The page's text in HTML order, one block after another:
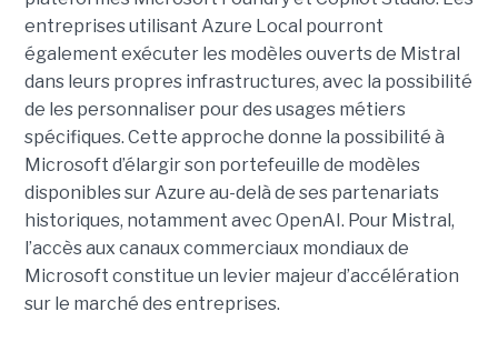
entreprises utilisant Azure Local pourront
également exécuter les modèles ouverts de Mistral
dans leurs propres infrastructures, avec la possibilité
de les personnaliser pour des usages métiers
spécifiques. Cette approche donne la possibilité à
Microsoft d’élargir son portefeuille de modèles
disponibles sur Azure au-delà de ses partenariats
historiques, notamment avec OpenAI. Pour Mistral,
l’accès aux canaux commerciaux mondiaux de
Microsoft constitue un levier majeur d’accélération
sur le marché des entreprises.